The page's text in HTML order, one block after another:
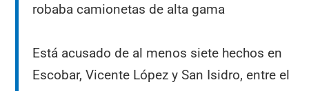
robaba camionetas de alta gama
Está acusado de al menos siete hechos en
Escobar, Vicente López y San Isidro, entre el